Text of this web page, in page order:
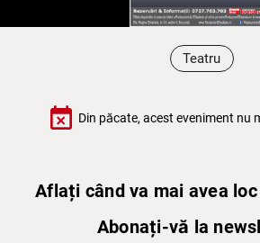
Teatru
event_busy Din păcate, acest eveniment nu
Aflați când va mai avea
Abonați-vă la